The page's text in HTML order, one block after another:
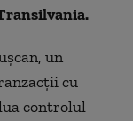
un
cu
controlul